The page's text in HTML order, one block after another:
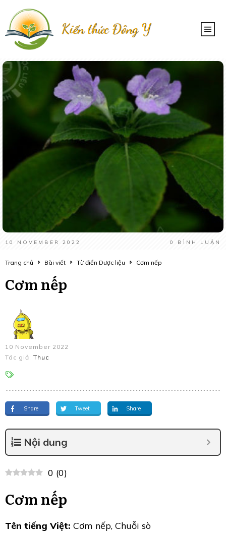
Kiến thức Đông Y
10 NOVEMBER 2022 0 BÌNH LUẬN
Trang chủ Bài viết Từ điển Dược liệu Cơm nếp
Cơm nếp
10 November 2022
Tác giả: Thuc
Share Tweet Share
Nội dung
0 (0)
Cơm nếp
Tên tiếng Việt: Cơm nếp, Chuỗi sò